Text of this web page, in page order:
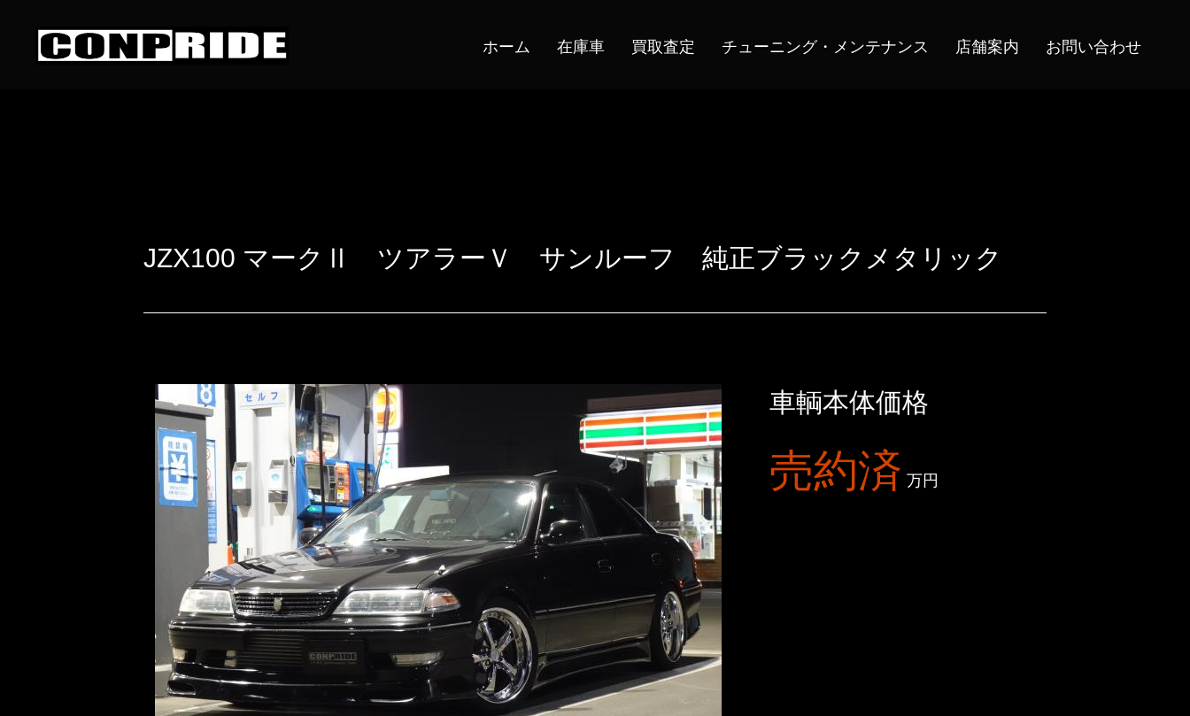
ホーム 在庫車 買取査定 チューニング・メンテナンス 店舗案内 お問い合わせ
JZX100 マークⅡ ツアラーＶ サンルーフ 純正ブラックメタリック
車輌本体価格
売約済 万円